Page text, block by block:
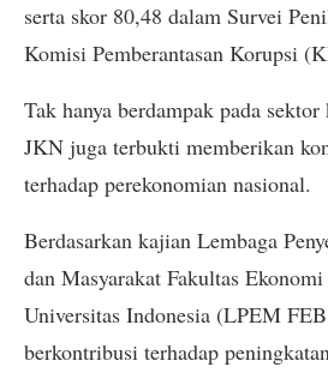
serta skor 80,48 dalam Survei
Komisi Pemberantasan Korupsi
Tak hanya berdampak pada
JKN juga terbukti memberikan
terhadap perekonomian nasional.
Berdasarkan kajian Lembaga
dan Masyarakat Fakultas
Universitas Indonesia (LPEM
berkontribusi terhadap